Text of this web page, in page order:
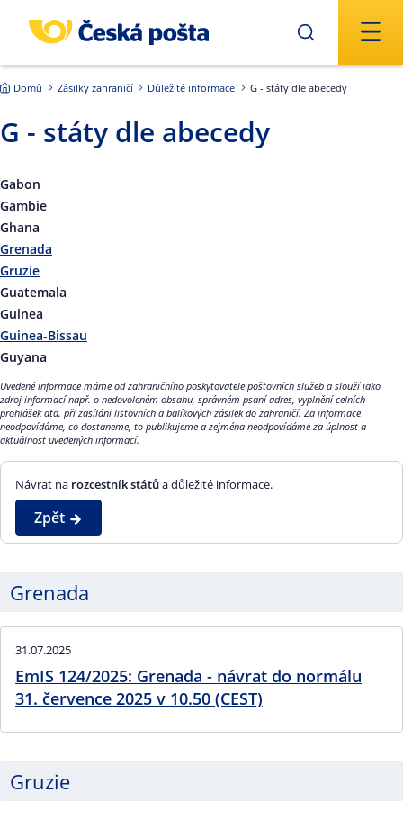
Domů Zásilky zahraničí Důležité informace G - státy dle abecedy
G - státy dle abecedy
Gabon
Gambie
Ghana
Grenada
Gruzie
Guatemala
Guinea
Guinea-Bissau
Guyana
Uvedené informace máme od zahraničního poskytovatele poštovních služeb a slouží jako
zdroj informací např. o nedovoleném obsahu, správném psaní adres, vyplnění celních
prohlášek atd. při zasílání listovních a balíkových zásilek do zahraničí. Za informace
neodpovídáme, co dostaneme, to publikujeme a zejména neodpovídáme za úplnost a
aktuálnost uvedených informací.
Návrat na rozcestník státůa důležité informace.
Zpět
Grenada
31.07.2025
EmIS 124/2025: Grenada - návrat do normálu
31. července 2025 v 10.50 (CEST)
Gruzie